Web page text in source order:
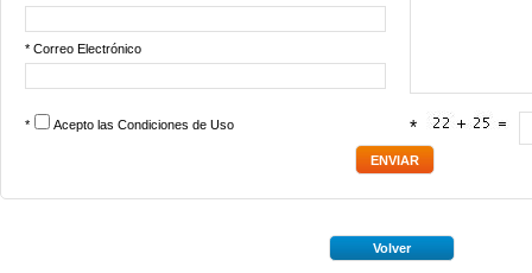
* Correo Electrónico
* Acepto las Condiciones de Uso *
Volver